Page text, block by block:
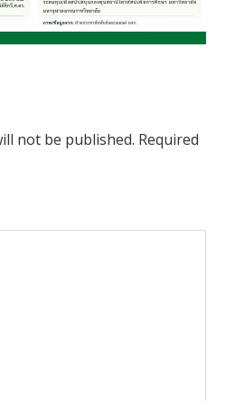
not be published. Required